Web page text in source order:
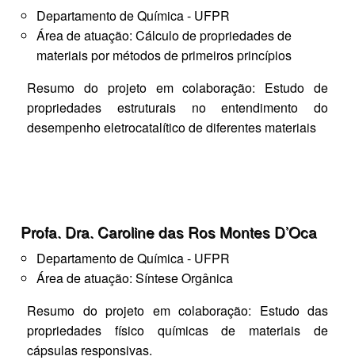
Departamento de Química - UFPR
Área de atuação: Cálculo de propriedades de
materiais por métodos de primeiros princípios
Resumo do projeto em colaboração: Estudo de
propriedades estruturais no entendimento do
desempenho eletrocatalítico de diferentes materiais
Profa. Dra. Caroline das Ros Montes D’Oca
Departamento de Química - UFPR
Área de atuação: Síntese Orgânica
Resumo do projeto em colaboração: Estudo das
propriedades físico químicas de materiais de
cápsulas responsivas.